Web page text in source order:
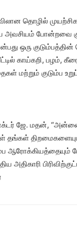
தொழில்
அவசியம் போன்றவை
ஒரு குடும்பத்தின்
காய்கறி, பழம்,
மற்றும் குடும்ப
ஜே. மதன்,
தங்கள்
ஆரோக்கியத்தையும்
அதிகாரி